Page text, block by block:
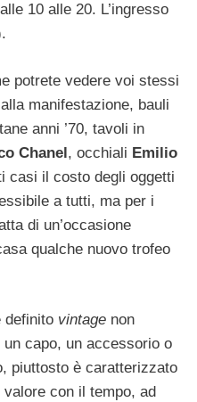
10 alle 20. L’ingresso
potrete vedere voi stessi
manifestazione, bauli
anni ’70, tavoli in
Chanel, occhiali Emilio
casi il costo degli oggetti
a tutti, ma per i
di un’occasione
qualche nuovo trofeo
definito vintage non
capo, un accessorio o
piuttosto è caratterizzato
con il tempo, ad